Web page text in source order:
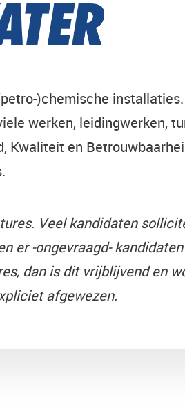
)chemische
werken, leidingwerken,
Kwaliteit en
Veel kandidaten
er -ongevraagd- kandidaten
dan is dit vrijblijvend en
afgewezen.